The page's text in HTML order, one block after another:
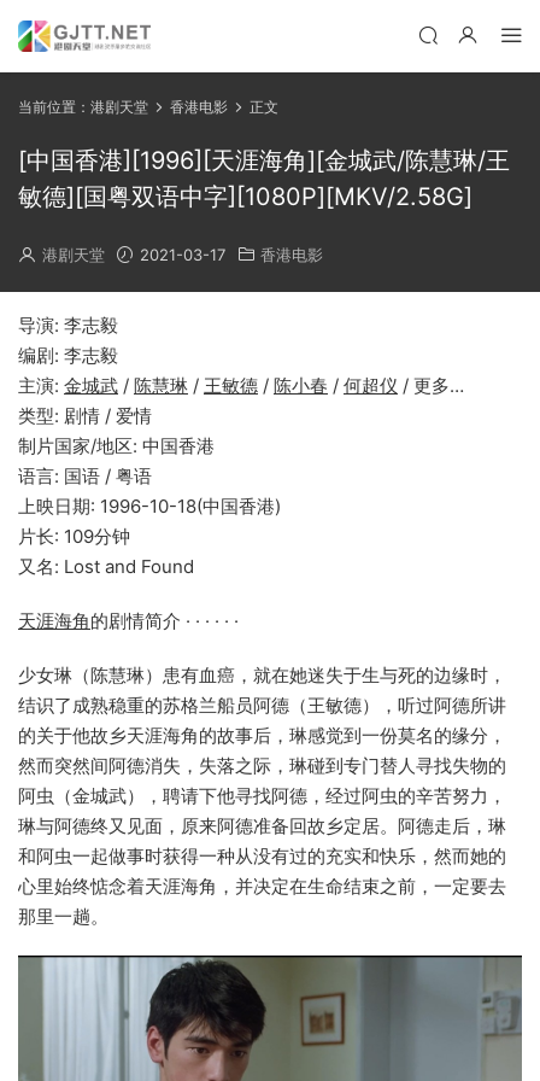
当前位置： 港剧天堂 香港电影 正文
[中国香港][1996][天涯海角][金城武/陈慧琳/王
敏德][国粤双语中字][1080P][MKV/2.58G]
港剧天堂 2021-03-17 香港电影
导演: 李志毅
编剧: 李志毅
主演: 金城武 / 陈慧琳 / 王敏德 / 陈小春 / 何超仪 / 更多…
类型: 剧情 / 爱情
制片国家/地区: 中国香港
语言: 国语 / 粤语
上映日期: 1996-10-18(中国香港)
片长: 109分钟
又名: Lost and Found
天涯海角的剧情简介 · · · · · ·
少女琳（陈慧琳）患有血癌，就在她迷失于生与死的边缘时，
结识了成熟稳重的苏格兰船员阿德（王敏德），听过阿德所讲
的关于他故乡天涯海角的故事后，琳感觉到一份莫名的缘分，
然而突然间阿德消失，失落之际，琳碰到专门替人寻找失物的
阿虫（金城武），聘请下他寻找阿德，经过阿虫的辛苦努力，
琳与阿德终又见面，原来阿德准备回故乡定居。阿德走后，琳
和阿虫一起做事时获得一种从没有过的充实和快乐，然而她的
心里始终惦念着天涯海角，并决定在生命结束之前，一定要去
那里一趟。